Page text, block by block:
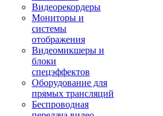
Видеорекордеры
Мониторы и
системы
отображения
Видеомикшеры и
блоки
спецэффектов
Оборудование для
прямых трансляций
Беспроводная